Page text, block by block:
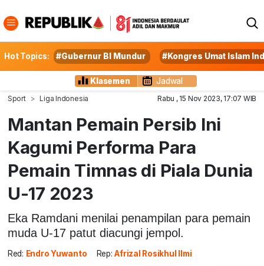
Hot Topics: #Gubernur BI Mundur #Kongres Umat Islam
Klasemen Jadwal
Sport Liga Indonesia Rabu , 15 Nov 2023, 17:07 WIB
Mantan Pemain Persib Ini
Kagumi Performa Para
Pemain Timnas di Piala Dunia
U-17 2023
Eka Ramdani menilai penampilan para pemain
muda U-17 patut diacungi jempol.
Red: Endro Yuwanto Rep: Afrizal Rosikhul Ilmi